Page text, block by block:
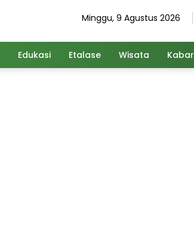
Minggu, 9 Agustus 2026
Edukasi Etalase Wisata Kabar